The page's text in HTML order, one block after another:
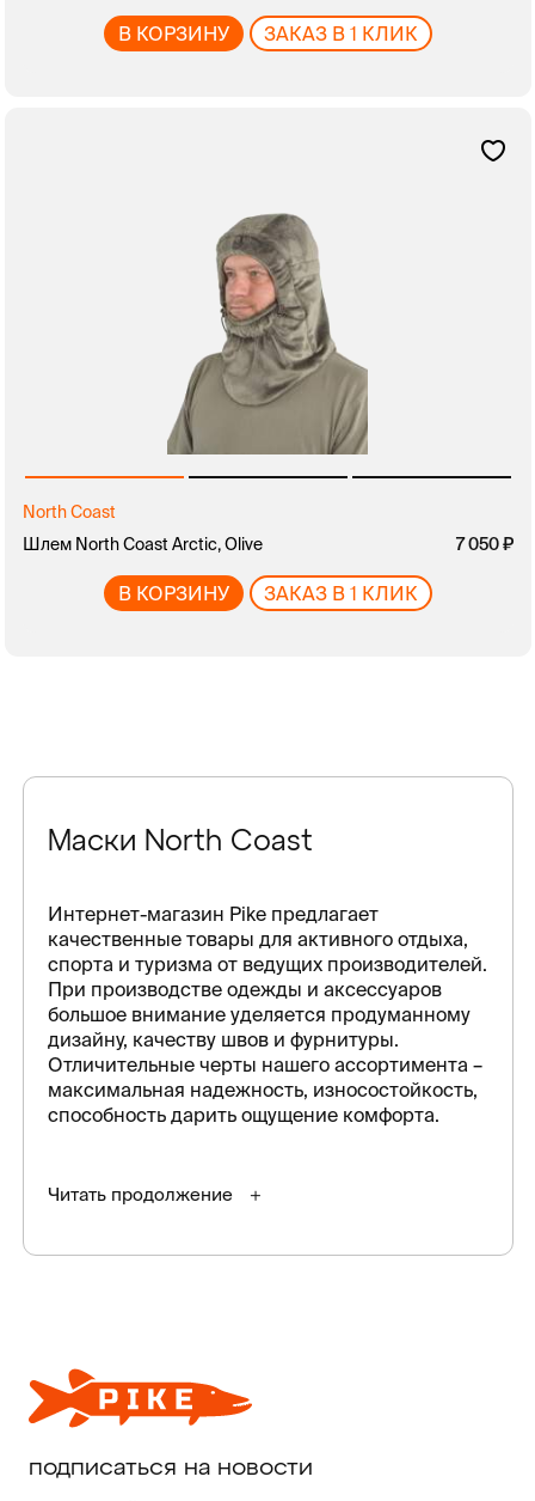
В КОРЗИНУ ЗАКАЗ В 1 КЛИК
North Coast
Шлем North Coast Arctic, Olive
7 050
В КОРЗИНУ ЗАКАЗ В 1 КЛИК
Маски North Coast
Интернет-магазин Pike предлагает
качественные товары для активного отдыха,
спорта и туризма от ведущих производителей.
При производстве одежды и аксессуаров
большое внимание уделяется продуманному
дизайну, качеству швов и фурнитуры.
Отличительные черты нашего ассортимента –
максимальная надежность, износостойкость,
способность дарить ощущение комфорта.
Читать продолжение
подписаться на новости